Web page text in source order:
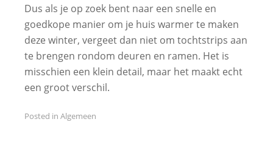
Dus als je op zoek bent naar een snelle en
goedkope manier om je huis warmer te maken
deze winter, vergeet dan niet om tochtstrips aan
te brengen rondom deuren en ramen. Het is
misschien een klein detail, maar het maakt echt
een groot verschil.
Posted in Algemeen